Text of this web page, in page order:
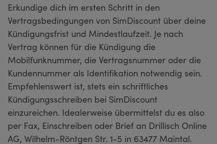
Erkundige dich im ersten Schritt in den
Vertragsbedingungen von SimDiscount über deine
Kündigungsfrist und Mindestlaufzeit. Je nach
Vertrag können für die Kündigung die
Mobilfunknummer, die Vertragsnummer oder die
Kundennummer als Identifikation notwendig sein.
Empfehlenswert ist, stets ein schriftliches
Kündigungsschreiben bei SimDiscount
einzureichen. Idealerweise übermittelst du es also
per Fax, Einschreiben oder Brief an Drillisch Online
AG, Wilhelm-Röntgen Str. 1-5 in 63477 Maintal.